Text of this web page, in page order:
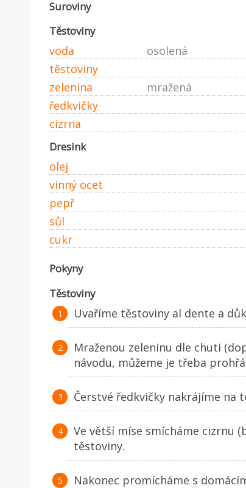
Suroviny
Těstoviny
voda
osolená
těstoviny
zelenina
mražená
ředkvičky
cizrna
Dresink
olej
vinný ocet
pepř
sůl
cukr
Pokyny
Těstoviny
Uvaříme těstoviny al dente a
Mraženou zeleninu dle chuti
návodu, můžeme je třeba
Čerstvé ředkvičky nakrájíme na
Ve větší míse smícháme cizrnu
těstoviny.
Nakonec promícháme s